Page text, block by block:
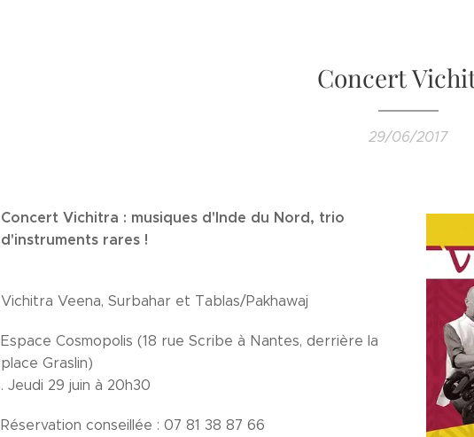
Concert
29/06/2017
Concert Vichitra : musiques d'Inde du Nord, trio
d'instruments rares !
Vichitra Veena, Surbahar et Tablas/Pakhawaj
Espace Cosmopolis (18 rue Scribe à Nantes, derrière la
place Graslin)
. Jeudi 29 juin à 20h30
Réservation conseillée : 07 81 38 87 66